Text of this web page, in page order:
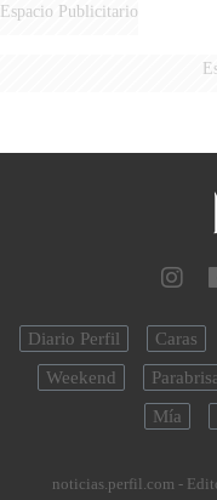
Espacio Publicitario
Diario Perfil Caras
Weekend
Mía
noticias.perfil.com -